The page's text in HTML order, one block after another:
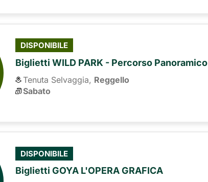
DISPONIBILE
Biglietti WILD PARK - Percorso Panoramico
Tenuta Selvaggia, Reggello
Sabato
DISPONIBILE
Biglietti GOYA L'OPERA GRAFICA